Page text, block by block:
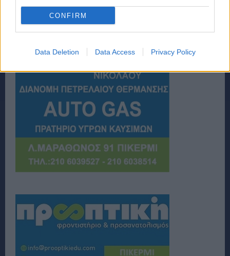
CONFIRM
Data Deletion Data Access Privacy Policy